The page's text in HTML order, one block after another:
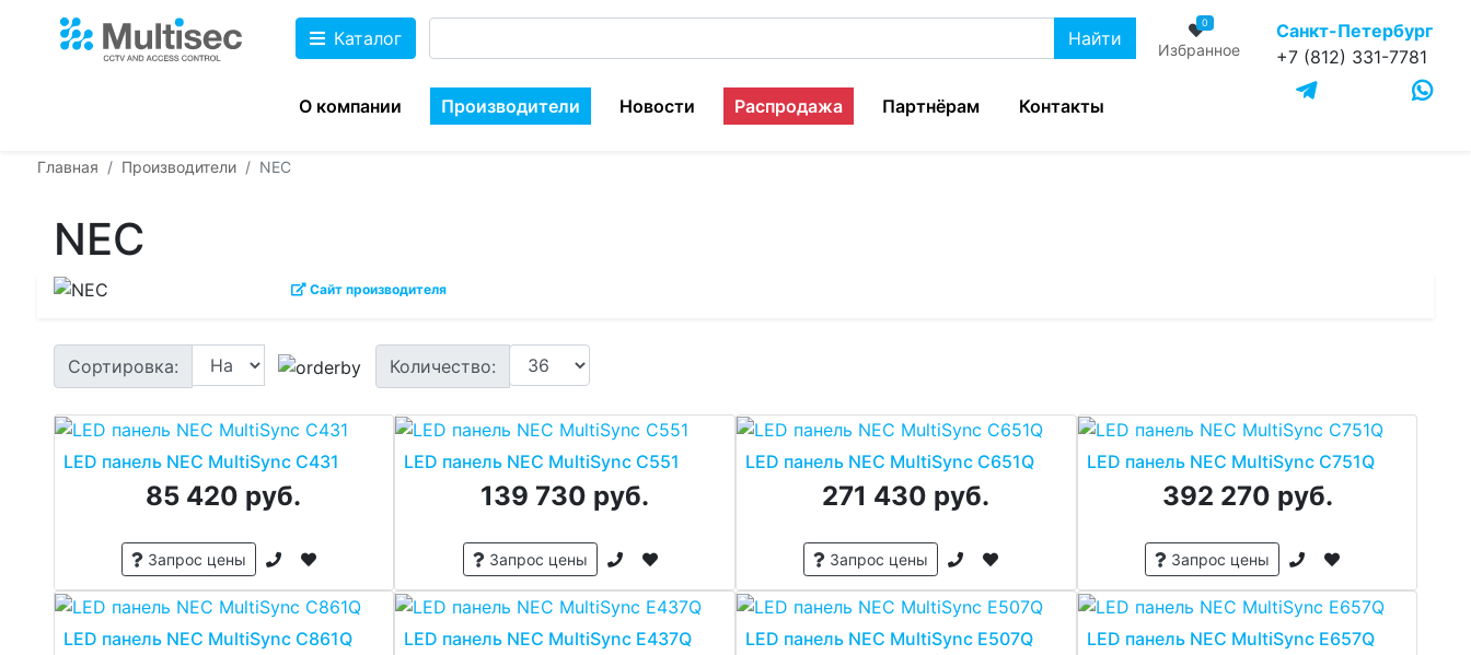
Каталог Найти
0
Избранное
Санкт-Петербург
+7 (812) 331-7781
О компании Производители Новости Распродажа Партнёрам Контакты
Главная Производители NEC
NEC
Сайт производителя
Сортировка: Количество:
LED панель NEC MultiSync C431
85 420 руб.
Запрос цены
LED панель NEC MultiSync C551
139 730 руб.
Запрос цены
LED панель NEC MultiSync C651Q
271 430 руб.
Запрос цены
LED панель NEC MultiSync C751Q
392 270 руб.
Запрос цены
LED панель NEC MultiSync C861Q LED панель NEC MultiSync E437Q LED панель NEC MultiSync E507Q LED панель NEC MultiSync E657Q